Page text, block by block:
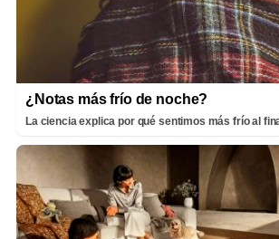
¿Notas más frío de noche?
La ciencia explica por qué sentimos más frío al